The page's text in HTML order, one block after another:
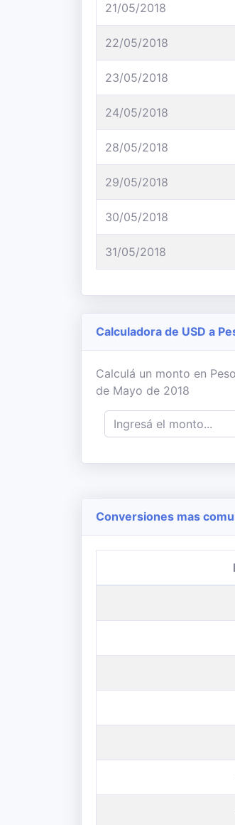
21/05/2018
22/05/2018
23/05/2018
24/05/2018
28/05/2018
29/05/2018
30/05/2018
31/05/2018
Calculadora de USD a
Calculá un monto en
de Mayo de 2018
Conversiones mas